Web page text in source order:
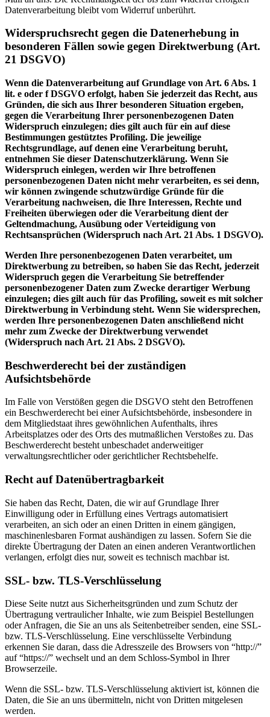
Datenverarbeitung bleibt vom Widerruf unberührt.
Widerspruchsrecht gegen die Datenerhebung in
besonderen Fällen sowie gegen Direktwerbung (Art.
21 DSGVO)
Wenn die Datenverarbeitung auf Grundlage von Art. 6 Abs. 1
lit. e oder f DSGVO erfolgt, haben Sie jederzeit das Recht, aus
Gründen, die sich aus Ihrer besonderen Situation ergeben,
gegen die Verarbeitung Ihrer personenbezogenen Daten
Widerspruch einzulegen; dies gilt auch für ein auf diese
Bestimmungen gestütztes Profiling. Die jeweilige
Rechtsgrundlage, auf denen eine Verarbeitung beruht,
entnehmen Sie dieser Datenschutzerklärung. Wenn Sie
Widerspruch einlegen, werden wir Ihre betroffenen
personenbezogenen Daten nicht mehr verarbeiten, es sei denn,
wir können zwingende schutzwürdige Gründe für die
Verarbeitung nachweisen, die Ihre Interessen, Rechte und
Freiheiten überwiegen oder die Verarbeitung dient der
Geltendmachung, Ausübung oder Verteidigung von
Rechtsansprüchen (Widerspruch nach Art. 21 Abs. 1 DSGVO).
Werden Ihre personenbezogenen Daten verarbeitet, um
Direktwerbung zu betreiben, so haben Sie das Recht, jederzeit
Widerspruch gegen die Verarbeitung Sie betreffender
personenbezogener Daten zum Zwecke derartiger Werbung
einzulegen; dies gilt auch für das Profiling, soweit es mit solcher
Direktwerbung in Verbindung steht. Wenn Sie widersprechen,
werden Ihre personenbezogenen Daten anschließend nicht
mehr zum Zwecke der Direktwerbung verwendet
(Widerspruch nach Art. 21 Abs. 2 DSGVO).
Beschwerderecht bei der zuständigen
Aufsichtsbehörde
Im Falle von Verstößen gegen die DSGVO steht den Betroffenen
ein Beschwerderecht bei einer Aufsichtsbehörde, insbesondere in
dem Mitgliedstaat ihres gewöhnlichen Aufenthalts, ihres
Arbeitsplatzes oder des Orts des mutmaßlichen Verstoßes zu. Das
Beschwerderecht besteht unbeschadet anderweitiger
verwaltungsrechtlicher oder gerichtlicher Rechtsbehelfe.
Recht auf Datenübertragbarkeit
Sie haben das Recht, Daten, die wir auf Grundlage Ihrer
Einwilligung oder in Erfüllung eines Vertrags automatisiert
verarbeiten, an sich oder an einen Dritten in einem gängigen,
maschinenlesbaren Format aushändigen zu lassen. Sofern Sie die
direkte Übertragung der Daten an einen anderen Verantwortlichen
verlangen, erfolgt dies nur, soweit es technisch machbar ist.
SSL- bzw. TLS-Verschlüsselung
Diese Seite nutzt aus Sicherheitsgründen und zum Schutz der
Übertragung vertraulicher Inhalte, wie zum Beispiel Bestellungen
oder Anfragen, die Sie an uns als Seitenbetreiber senden, eine SSL-
bzw. TLS-Verschlüsselung. Eine verschlüsselte Verbindung
erkennen Sie daran, dass die Adresszeile des Browsers von “http://”
auf “https://” wechselt und an dem Schloss-Symbol in Ihrer
Browserzeile.
Wenn die SSL- bzw. TLS-Verschlüsselung aktiviert ist, können die
Daten, die Sie an uns übermitteln, nicht von Dritten mitgelesen
werden.